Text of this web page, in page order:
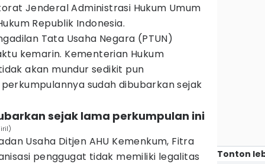
Jenderal Administrasi Hukum Umum
Republik Indonesia.
Tata Usaha Negara (PTUN)
kemarin. Kementerian Hukum
akan mundur sedikit pun
sudah dibubarkan sejak
sejak lama perkumpulan ini
Usaha Ditjen AHU Kemenkum, Fitra
penggugat tidak memiliki legalitas
Tonton